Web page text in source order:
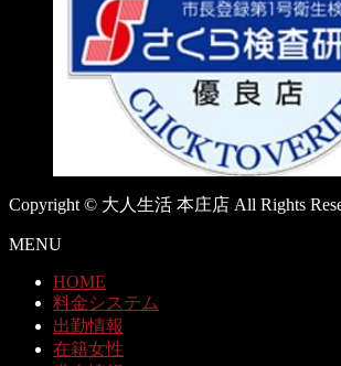
Copyright © 大人生活 本庄店 All Rights
MENU
HOME
料金システム
出勤情報
在籍女性